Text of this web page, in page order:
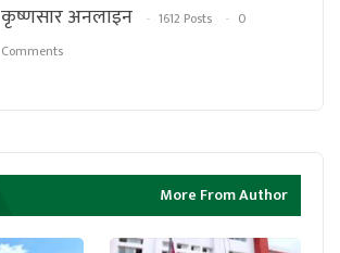
कृष्णसार अनलाइन 1612 Posts
0
Comments
More From Author